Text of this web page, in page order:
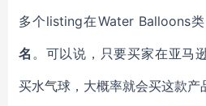
多个listing在Water Balloons
名 。可以说，只要买家在亚马
买水气球，大概率就会买这款产